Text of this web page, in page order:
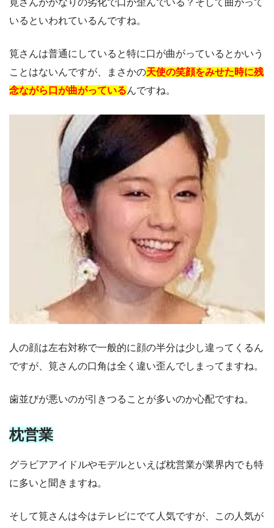
筧さんがかなりの劣化で口が歪んでいる？そして曲がって
いるといわれているんですね。
筧さんは普通にしていると特に口が曲がっているとかいう
ことはないんですが、まさかの天使の笑顔をみせた時に残
念ながら口が曲がっているんですね。
人の顔は左右対称で一般的に顔の半分は少し違ってくるん
ですが、筧さんの口角は全く違い歪んでしまってますね。
歯並びが悪いのが引きつることが多いのか心配ですね。
枕営業
グラビアアイドルやモデルといえば枕営業が業界内でも特
に多いと聞きますね。
そして筧さんは今はテレビにでて人気ですが、この人気が